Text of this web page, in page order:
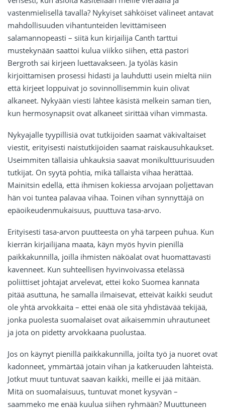
vastenmielisellä tavalla? Nykyiset sähköiset välineet antavat
mahdollisuuden vihantunteiden levittämiseen
salamannopeasti – siitä kun kirjailija Canth tarttui
mustekynään saattoi kulua viikko siihen, että pastori
Bergroth sai kirjeen luettavakseen. Ja työläs käsin
kirjoittamisen prosessi hidasti ja lauhdutti usein mieltä niin
että kirjeet loppuivat jo sovinnollisemmin kuin olivat
alkaneet. Nykyään viesti lähtee käsistä melkein saman tien,
kun hermosynapsit ovat alkaneet sirittää vihan vimmasta.
Nykyajalle tyypillisiä ovat tutkijoiden saamat väkivaltaiset
viestit, erityisesti naistutkijoiden saamat raiskausuhkaukset.
Useimmiten tällaisia uhkauksia saavat monikulttuurisuuden
tutkijat. On syytä pohtia, mikä tällaista vihaa herättää.
Mainitsin edellä, että ihmisen kokiessa arvojaan poljettavan
hän voi tuntea palavaa vihaa. Toinen vihan synnyttäjä on
epäoikeudenmukaisuus, puuttuva tasa-arvo.
Erityisesti tasa-arvon puutteesta on yhä tarpeen puhua. Kun
kierrän kirjailijana maata, käyn myös hyvin pienillä
paikkakunnilla, joilla ihmisten näköalat ovat huomattavasti
kavenneet. Kun suhteellisen hyvinvoivassa etelässä
poliittiset johtajat arvelevat, ettei koko Suomea kannata
pitää asuttuna, he samalla ilmaisevat, etteivät kaikki seudut
ole yhtä arvokkaita – ettei enää ole sitä yhdistävää tekijää,
jonka puolesta suomalaiset ovat aikaisemmin uhrautuneet
ja jota on pidetty arvokkaana puolustaa.
Jos on käynyt pienillä paikkakunnilla, joilta työ ja nuoret ovat
kadonneet, ymmärtää jotain vihan ja katkeruuden lähteistä.
Jotkut muut tuntuvat saavan kaikki, meille ei jää mitään.
Mitä on suomalaisuus, tuntuvat monet kysyvän –
saammeko me enää kuulua siihen ryhmään? Muuttuneen